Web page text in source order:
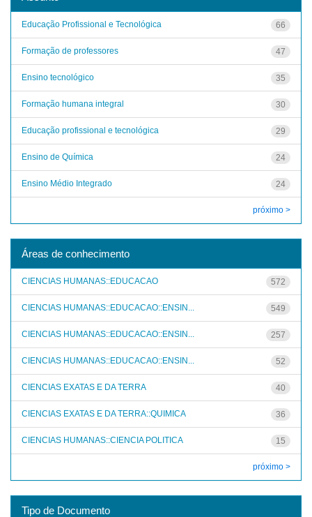
66
Educação Profissional e Tecnológica
47
Formação de professores
35
Ensino tecnológico
30
Formação humana integral
29
Educação profissional e tecnológica
24
Ensino de Química
24
Ensino Médio Integrado
próximo >
Áreas de conhecimento
572
CIENCIAS HUMANAS::EDUCACAO
549
CIENCIAS HUMANAS::EDUCACAO::ENSIN...
257
CIENCIAS HUMANAS::EDUCACAO::ENSIN...
52
CIENCIAS HUMANAS::EDUCACAO::ENSIN...
40
CIENCIAS EXATAS E DA TERRA
36
CIENCIAS EXATAS E DA TERRA::QUIMICA
15
CIENCIAS HUMANAS::CIENCIA POLITICA
próximo >
Tipo de Documento